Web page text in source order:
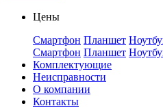
Цены
Смартфон Планшет
Смартфон Планшет
Комплектующие
Неисправности
О компании
Контакты